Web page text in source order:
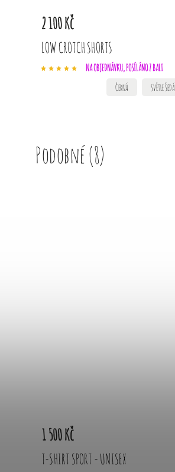
LOW CROTCH SHORTS
NA OBJEDNÁVKU, POSÍLÁNO Z BALI
2 100 Kč
ČERNÁ SVĚTLE ŠEDÁ
Podobné (8)
T-SHIRT SPORT - UNISEX
1 500 Kč